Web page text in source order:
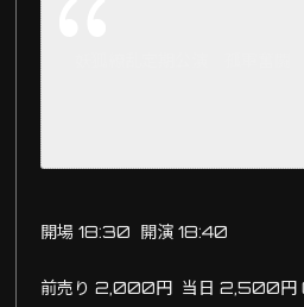
開場 18:30 開演 18:40
前売り 2,000円 当日 2,500円